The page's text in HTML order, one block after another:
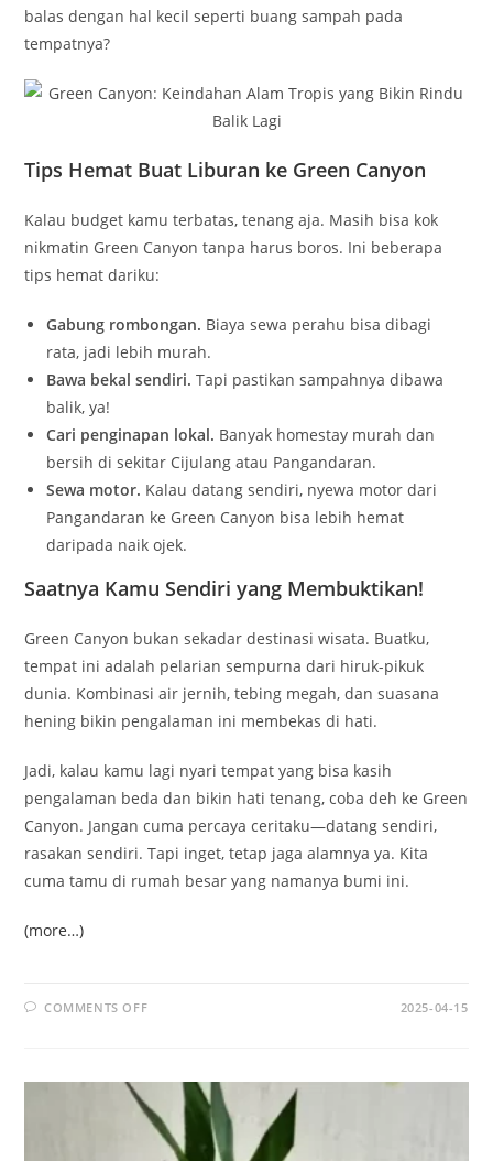
balas dengan hal kecil seperti buang sampah pada
tempatnya?
Tips Hemat Buat Liburan ke Green Canyon
Kalau budget kamu terbatas, tenang aja. Masih bisa kok
nikmatin Green Canyon tanpa harus boros. Ini beberapa
tips hemat dariku:
Gabung rombongan. Biaya sewa perahu bisa dibagi
rata, jadi lebih murah.
Bawa bekal sendiri. Tapi pastikan sampahnya dibawa
balik, ya!
Cari penginapan lokal. Banyak homestay murah dan
bersih di sekitar Cijulang atau Pangandaran.
Sewa motor. Kalau datang sendiri, nyewa motor dari
Pangandaran ke Green Canyon bisa lebih hemat
daripada naik ojek.
Saatnya Kamu Sendiri yang Membuktikan!
Green Canyon bukan sekadar destinasi wisata. Buatku,
tempat ini adalah pelarian sempurna dari hiruk-pikuk
dunia. Kombinasi air jernih, tebing megah, dan suasana
hening bikin pengalaman ini membekas di hati.
Jadi, kalau kamu lagi nyari tempat yang bisa kasih
pengalaman beda dan bikin hati tenang, coba deh ke Green
Canyon. Jangan cuma percaya ceritaku—datang sendiri,
rasakan sendiri. Tapi inget, tetap jaga alamnya ya. Kita
cuma tamu di rumah besar yang namanya bumi ini.
(more…)
COMMENTS OFFON
DENGAN
PESONA
TEBING
DAN
SUNGAI
HIJAU
2025-04-15